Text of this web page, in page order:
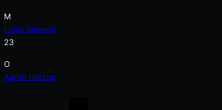
M
Louis Samson
23
O
Aaron Herzog